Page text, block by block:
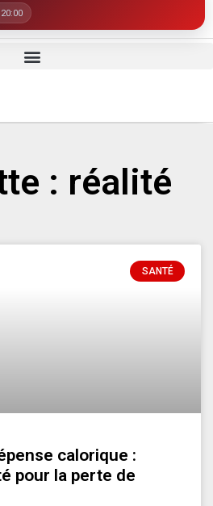
20:00
: réalité
SANTÉ
calorique :
pour la perte de